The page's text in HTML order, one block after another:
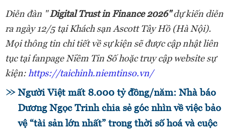
Diễn đàn "Digital Trust in Finance 2026"dự kiến diễn
ra ngày 12/5 tại Khách sạn Ascott Tây Hồ (Hà Nội).
Mọi thông tin chi tiết về sự kiện sẽ được cập nhật liên
tục tại fanpage Niềm Tin Số hoặc truy cập website sự
kiện: https://taichinh.niemtinso.vn/
Người Việt mất 8.000 tỷ đồng/năm: Nhà báo
Dương Ngọc Trinh chia sẻ góc nhìn về việc bảo
vệ “tài sản lớn nhất” trong thời số hoá và cuộc